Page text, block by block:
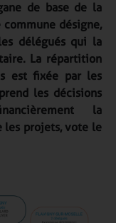
de base de la
désigne,
délégués qui la
La répartition
est fixée par les
les décisions
la
les projets, vote le